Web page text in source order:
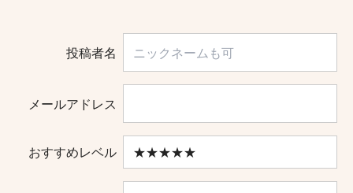
投稿者名
メールアドレス
おすすめレベル